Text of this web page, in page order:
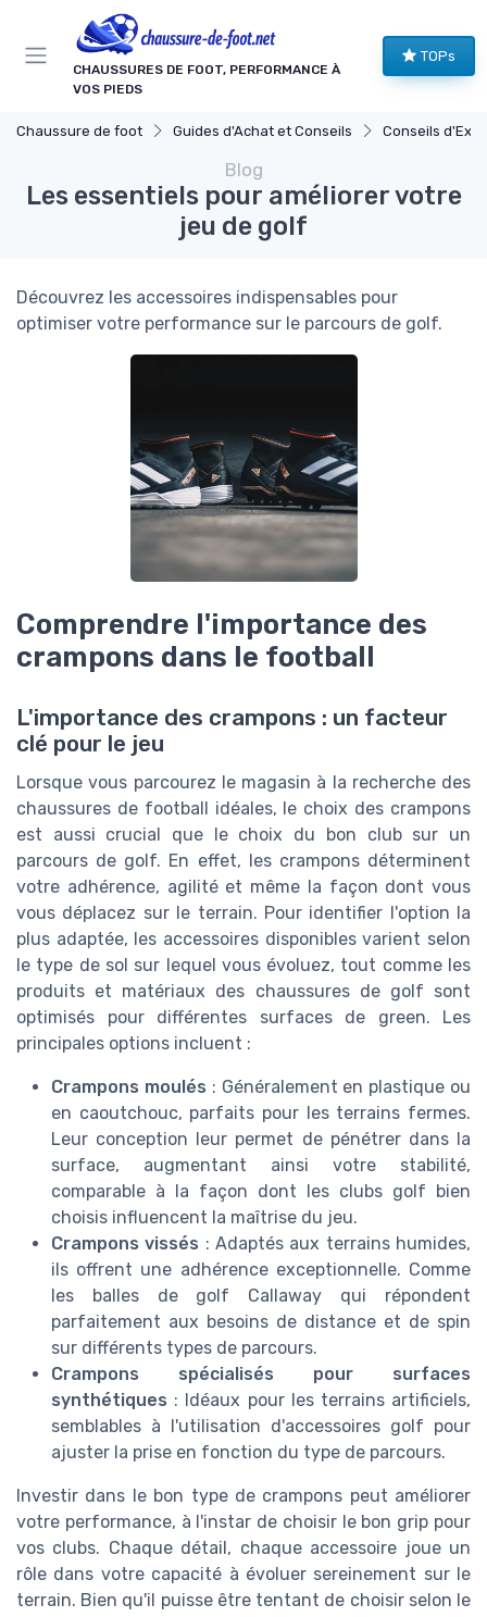
CHAUSSURES DE FOOT, PERFORMANCE À
VOS PIEDS
TOPs
Chaussure de foot Guides d'Achat et Conseils Conseils
Blog
Les essentiels pour améliorer votre
jeu de golf
Découvrez les accessoires indispensables pour
optimiser votre performance sur le parcours de golf.
Comprendre l'importance des
crampons dans le football
L'importance des crampons : un facteur
clé pour le jeu
Lorsque vous parcourez le magasin à la recherche des
chaussures de football idéales, le choix des crampons
est aussi crucial que le choix du bon club sur un
parcours de golf. En effet, les crampons déterminent
votre adhérence, agilité et même la façon dont vous
vous déplacez sur le terrain. Pour identifier l'option la
plus adaptée, les accessoires disponibles varient selon
le type de sol sur lequel vous évoluez, tout comme les
produits et matériaux des chaussures de golf sont
optimisés pour différentes surfaces de green. Les
principales options incluent :
Crampons moulés : Généralement en plastique ou
en caoutchouc, parfaits pour les terrains fermes.
Leur conception leur permet de pénétrer dans la
surface, augmentant ainsi votre stabilité,
comparable à la façon dont les clubs golf bien
choisis influencent la maîtrise du jeu.
Crampons vissés : Adaptés aux terrains humides,
ils offrent une adhérence exceptionnelle. Comme
les balles de golf Callaway qui répondent
parfaitement aux besoins de distance et de spin
sur différents types de parcours.
Crampons spécialisés pour surfaces
synthétiques : Idéaux pour les terrains artificiels,
semblables à l'utilisation d'accessoires golf pour
ajuster la prise en fonction du type de parcours.
Investir dans le bon type de crampons peut améliorer
votre performance, à l'instar de choisir le bon grip pour
vos clubs. Chaque détail, chaque accessoire joue un
rôle dans votre capacité à évoluer sereinement sur le
terrain. Bien qu'il puisse être tentant de choisir selon le
Panneau de gestion des cookies